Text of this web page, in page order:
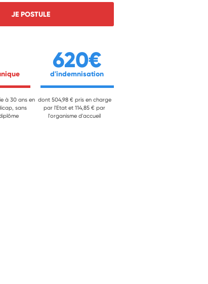
JE POSTULE
à 30 ans en
sans
620€
d'indemnisation
dont 504,98 € pris en charge
par l'Etat et 114,85 € par
l'organisme d'accueil